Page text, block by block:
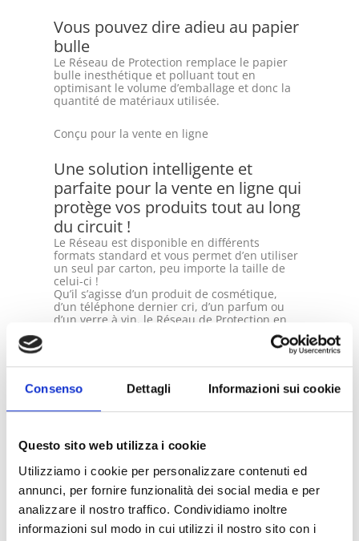
Consenso Dettagli Informazioni sui cookie
Questo sito web utilizza i cookie
Utilizziamo i cookie per personalizzare contenuti ed
annunci, per fornire funzionalità dei social media e per
analizzare il nostro traffico. Condividiamo inoltre
informazioni sul modo in cui utilizzi il nostro sito con i
Vous pouvez dire adieu au papier
bulle
Le Réseau de Protection remplace le papier
bulle inesthétique et polluant tout en
optimisant le volume d’emballage et donc la
quantité de matériaux utilisée.
Conçu pour la vente en ligne
Une solution intelligente et
parfaite pour la vente en ligne qui
protège vos produits tout au long
du circuit !
Le Réseau est disponible en différents
formats standard et vous permet d’en utiliser
un seul par carton, peu importe la taille de
celui-ci !
Qu’il s’agisse d’un produit de cosmétique,
d’un téléphone dernier cri, d’un parfum ou
d’un verre à vin, le Réseau de Protection en
Carton est la solution qui s’adapte à tous vos
écologique
et au design singulier qui va révolutionner
votre façon d’aborder les protections internes
de vos cartons dédiés à la vente en ligne !
L’effet « wow » au moment d’ouvrir le carton
l’impression de votre logo ou d’un message
Depuis toujours, chez Botta Packaging nous
sommes attentifs aux demandes de nos
clients et du marché, c’est pourquoi nous
proposons cette solution intelligente pour